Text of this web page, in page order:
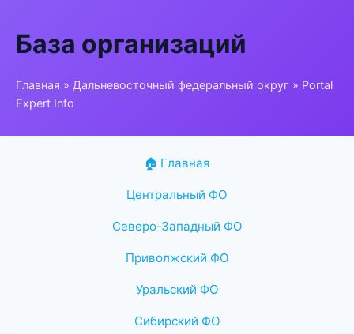
База организаций
Главная » Дальневосточный федеральный округ » Portal
Expert Info
🏠 Главная
Центральный ФО
Северо-Западный ФО
Приволжский ФО
Уральский ФО
Сибирский ФО